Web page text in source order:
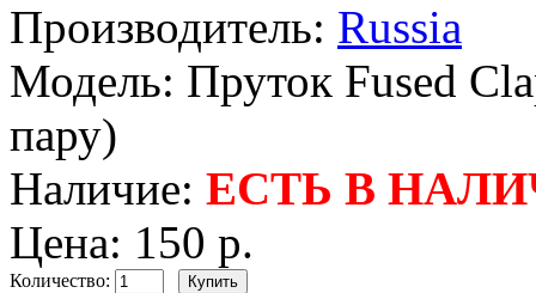
Производитель: Russia
Модель: Пруток Fused
пару)
Наличие: ЕСТЬ В
Цена: 150 р.
Количество: